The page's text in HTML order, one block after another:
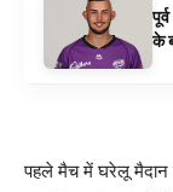
के
पहले मैच में घरेलू मैदान